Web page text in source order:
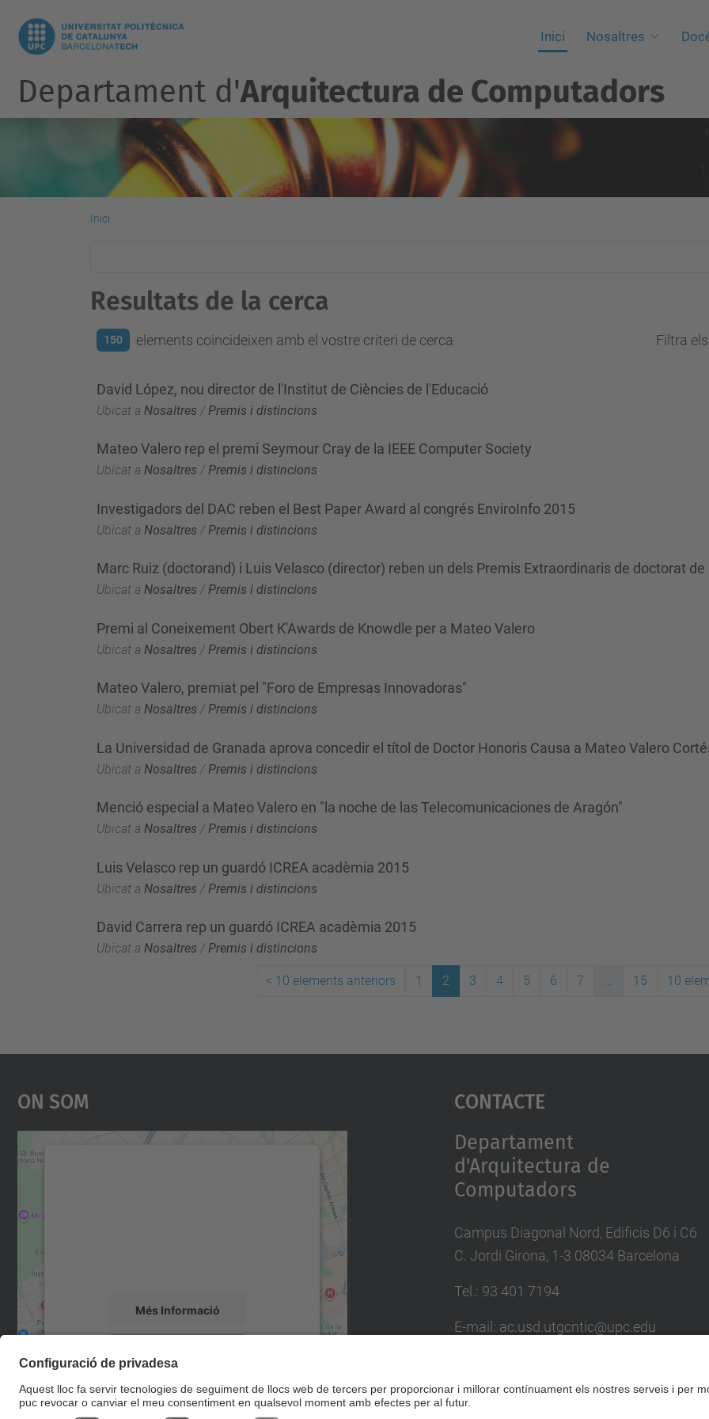
Inici Nosaltres
Departament d'Arquitectura de Computadors
Inici
Resultats de la cerca
150 elements coincideixen amb el vostre criteri de cerca Filtra
David López, nou director de l'Institut de Ciències de l'Educació
Ubicat a Nosaltres / Premis i distincions
Mateo Valero rep el premi Seymour Cray de la IEEE Computer Society
Ubicat a Nosaltres /Premis i distincions
Investigadors del DAC reben el Best Paper Award al congrés EnviroInfo 2015
Ubicat a Nosaltres / Premis i distincions
Marc Ruiz (doctorand) i Luis Velasco (director) reben un dels Premis Extraordinaris de doctorat
Ubicat a Nosaltres /Premis i distincions
Premi al Coneixement Obert K'Awards de Knowdle per a Mateo Valero
Ubicat a Nosaltres / Premis i distincions
Mateo Valero, premiat pel "Foro de Empresas Innovadoras"
Ubicat a Nosaltres /Premis i distincions
La Universidad de Granada aprova concedir el títol de Doctor Honoris Causa a Mateo Valero
Ubicat a Nosaltres / Premis i distincions
Menció especial a Mateo Valero en "la noche de las Telecomunicaciones de Aragón"
Ubicat a Nosaltres /Premis i distincions
Luis Velasco rep un guardó ICREA acadèmia 2015
Ubicat a Nosaltres / Premis i distincions
David Carrera rep un guardó ICREA acadèmia 2015
Ubicat a Nosaltres /Premis i distincions
< 10 elements anteriors 1 2 3 4 5 6 7 ... 15 10
On Som
Més Informació
Management Platform
Contacte
Departament
d'Arquitectura de
Computadors
Campus Diagonal Nord, Edificis D6 i C6
C. Jordi Girona, 1-3 08034 Barcelona
Tel.: 93 401 7194
E-mail: ac.usd.utgcntic@upc.edu
Formulari de contacte